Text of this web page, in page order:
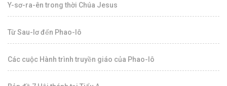
Y-sơ-ra-ên trong thời Chúa Jesus
Từ Sau-lơ đến Phao-lô
Các cuộc Hành trình truyền giáo của Phao-lô